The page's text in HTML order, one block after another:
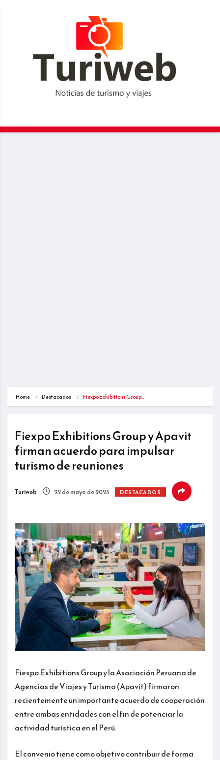
Home Destacados Fiexpo Exhibitions Group…
Fiexpo Exhibitions Group y Apavit
firman acuerdo para impulsar
turismo de reuniones
Turiweb 22 de mayo de 2023 DESTACADOS
Fiexpo Exhibitions Group y la Asociación Peruana de
Agencias de Viajes y Turismo (Apavit) firmaron
recientemente un importante acuerdo de cooperación
entre ambas entidades con el fin de potenciar la
actividad turística en el Perú.
El convenio tiene como objetivo contribuir de forma